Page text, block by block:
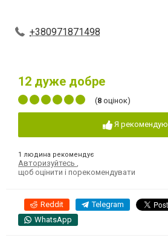
+380971871498
12 дуже добре
(8 оцінок)
Я рекомендую
1 людина рекомендує
Авторизуйтесь
щоб оцінити і порекомендувати
Reddit Telegram
WhatsApp